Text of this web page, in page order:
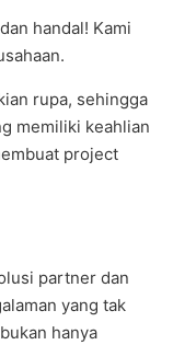
handal! Kami
rupa, sehingga
memiliki keahlian
project
partner dan
yang tak
hanya